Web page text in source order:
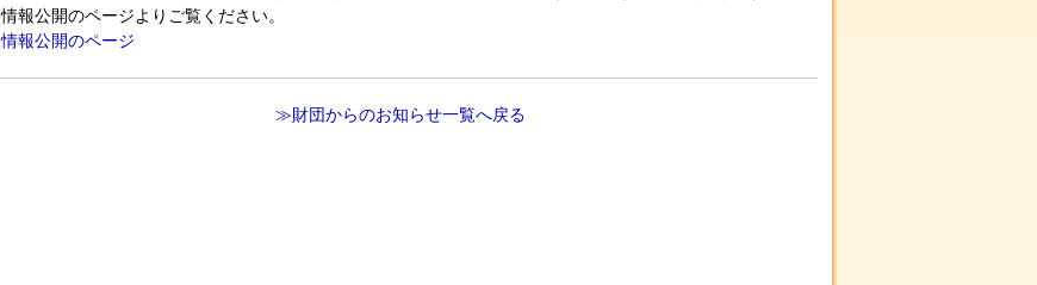
情報公開のページよりご覧ください。
情報公開のページ
≫財団からのお知らせ一覧へ戻る